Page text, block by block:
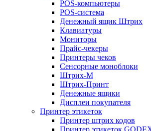
POS-компьютеры
POS-система
Денежный ящик Штрих
Клавиатуры
Мониторы
Прайс-чекеры
Принтеры чеков
Сенсорные моноблоки
Штрих-М
Штрих-Принт
Денежные ящики
Дисплеи покупателя
Принтер этикеток
Принтер штрих кодов
Принтер этикеток